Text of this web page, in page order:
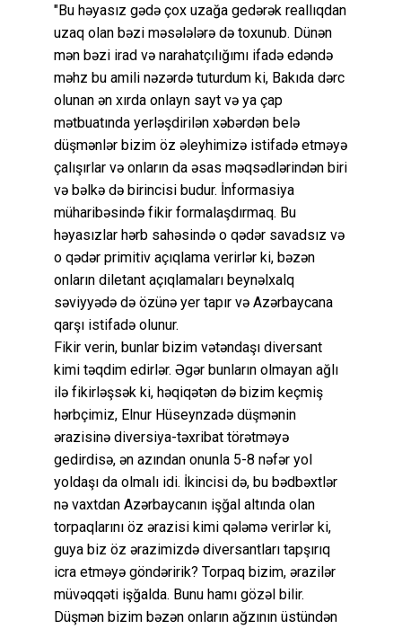
"Bu həyasız gədə çox uzağa gedərək reallıqdan
uzaq olan bəzi məsələlərə də toxunub. Dünən
mən bəzi irad və narahatçılığımı ifadə edəndə
məhz bu amili nəzərdə tuturdum ki, Bakıda dərc
olunan ən xırda onlayn sayt və ya çap
mətbuatında yerləşdirilən xəbərdən belə
düşmənlər bizim öz əleyhimizə istifadə etməyə
çalışırlar və onların da əsas məqsədlərindən biri
və bəlkə də birincisi budur. İnformasiya
müharibəsində fikir formalaşdırmaq. Bu
həyasızlar hərb sahəsində o qədər savadsız və
o qədər primitiv açıqlama verirlər ki, bəzən
onların diletant açıqlamaları beynəlxalq
səviyyədə də özünə yer tapır və Azərbaycana
qarşı istifadə olunur.
Fikir verin, bunlar bizim vətəndaşı diversant
kimi təqdim edirlər. Əgər bunların olmayan ağlı
ilə fikirləşsək ki, həqiqətən də bizim keçmiş
hərbçimiz, Elnur Hüseynzadə düşmənin
ərazisinə diversiya-təxribat törətməyə
gedirdisə, ən azından onunla 5-8 nəfər yol
yoldaşı da olmalı idi. İkincisi də, bu bədbəxtlər
nə vaxtdan Azərbaycanın işğal altında olan
torpaqlarını öz ərazisi kimi qələmə verirlər ki,
guya biz öz ərazimizdə diversantları tapşırıq
icra etməyə göndəririk? Torpaq bizim, ərazilər
müvəqqəti işğalda. Bunu hamı gözəl bilir.
Düşmən bizim bəzən onların ağzının üstündən